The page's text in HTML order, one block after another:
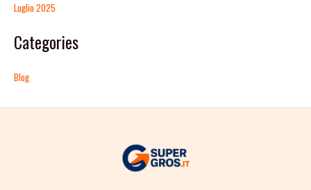
Luglio 2025
Categories
Blog